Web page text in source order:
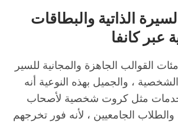
الذاتية والبطاقات
عبر كانفا
القوالب الجاهزة والمجانية للسير
الشخصية ، والجميل بهذه النوعية أنه
مثل كروت شخصية لأصحاب
والطلاب الجامعيين ، لأنه فور تخرجهم